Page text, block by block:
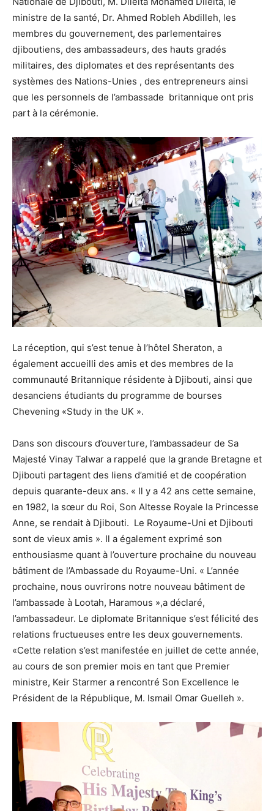
ministre de la santé, Dr. Ahmed Robleh Abdilleh, les
membres du gouvernement, des parlementaires
djiboutiens, des ambassadeurs, des hauts gradés
militaires, des diplomates et des représentants des
systèmes des Nations-Unies , des entrepreneurs ainsi
que les personnels de l’ambassade britannique ont pris
part à la cérémonie.
La réception, qui s’est tenue à l’hôtel Sheraton, a
également accueilli des amis et des membres de la
communauté Britannique résidente à Djibouti, ainsi que
desanciens étudiants du programme de bourses
Chevening «Study in the UK ».
Dans son discours d’ouverture, l’ambassadeur de Sa
Majesté Vinay Talwar a rappelé que la grande Bretagne et
Djibouti partagent des liens d’amitié et de coopération
depuis quarante-deux ans. « Il y a 42 ans cette semaine,
en 1982, la sœur du Roi, Son Altesse Royale la Princesse
Anne, se rendait à Djibouti. Le Royaume-Uni et Djibouti
sont de vieux amis ». Il a également exprimé son
enthousiasme quant à l’ouverture prochaine du nouveau
bâtiment de l’Ambassade du Royaume-Uni. « L’année
prochaine, nous ouvrirons notre nouveau bâtiment de
l’ambassade à Lootah, Haramous »,a déclaré,
l’ambassadeur. Le diplomate Britannique s’est félicité des
relations fructueuses entre les deux gouvernements.
«Cette relation s’est manifestée en juillet de cette année,
au cours de son premier mois en tant que Premier
ministre, Keir Starmer a rencontré Son Excellence le
Président de la République, M. Ismail Omar Guelleh ».